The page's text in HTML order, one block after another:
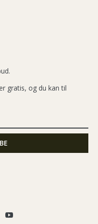
gratis, og du kan til
You